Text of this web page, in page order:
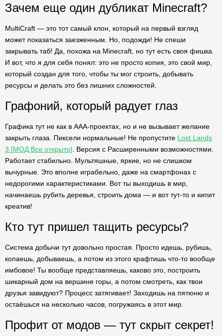
Зачем еще один дубликат Minecraft?
MultiCraft — это тот самый клон, который на первый взгляд
может показаться заезженным. Но, подожди! Не спеши
закрывать таб! Да, похожа на Minecraft, но тут есть своя фишка.
И вот, что я для себя понял: это не просто копия, это свой мир,
который создан для того, чтобы ты мог строить, добывать
ресурсы и делать это без лишних сложностей.
Графоний, который радует глаз
Графика тут не как в AAA-проектах, но и не вызывает желание
закрыть глаза. Пиксели нормальные! Не пропустите Lost Lands
3 [МОД Все открыто] . Версия с Расширенными возможностями.
Работает стабильно. Мультяшные, яркие, но не слишком
вычурные. Это вполне играбельно, даже на смартфонах с
недорогими характеристиками. Вот ты выходишь в мир,
начинаешь рубить деревья, строить дома — и вот тут-то и кипит
креатив!
Кто тут пришел тащить ресурсы?
Система добычи тут довольно простая. Просто идешь, рубишь,
копаешь, добываешь, а потом из этого крафтишь что-то вообще
имбовое! Ты вообще представляешь, каково это, построить
шикарный дом на вершине горы, а потом смотреть, как твои
друзья завидуют? Процесс затягивает! Заходишь на пятюню и
остаёшься на несколько часов, погружаясь в этот мир.
Профит от модов — тут скрыт секрет!